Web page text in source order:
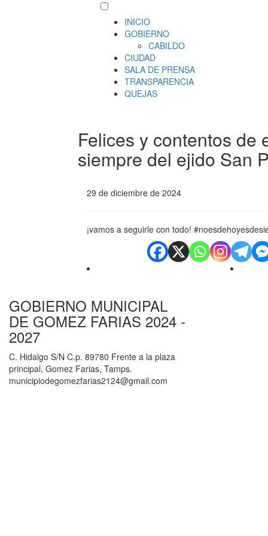
INICIO
GOBIERNO
CABILDO
CIUDAD
SALA DE PRENSA
TRANSPARENCIA
QUEJAS
Felices y contentos de
siempre del ejido San
29 de diciembre de 2024
¡vamos a seguirle con todo!
GOBIERNO MUNICIPAL
DE GOMEZ FARIAS 2024 -
2027
C. Hidalgo S/N C.p. 89780 Frente a la plaza
principal, Gomez Farias, Tamps.
municipiodegomezfarias2124@gmail.com